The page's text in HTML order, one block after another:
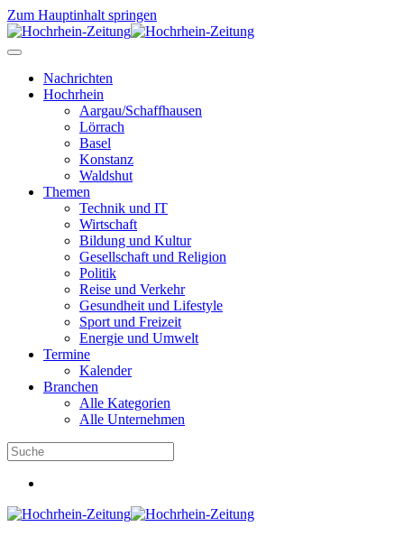
Zum Hauptinhalt springen
Nachrichten
Hochrhein
Aargau/Schaffhausen
Lörrach
Basel
Konstanz
Waldshut
Themen
Technik und IT
Wirtschaft
Bildung und Kultur
Gesellschaft und Religion
Politik
Reise und Verkehr
Gesundheit und Lifestyle
Sport und Freizeit
Energie und Umwelt
Termine
Kalender
Branchen
Alle Kategorien
Alle Unternehmen